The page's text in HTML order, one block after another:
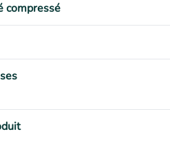
compressé